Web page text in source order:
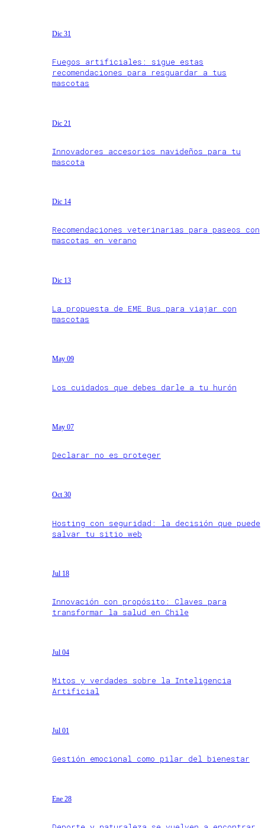
Dic 31
Fuegos artificiales: sigue estas
recomendaciones para resguardar a tus
mascotas
Dic 21
Innovadores accesorios navideños para tu
mascota
Dic 14
Recomendaciones veterinarias para paseos con
mascotas en verano
Dic 13
La propuesta de EME Bus para viajar con
mascotas
May 09
Los cuidados que debes darle a tu hurón
May 07
Declarar no es proteger
Oct 30
Hosting con seguridad: la decisión que puede
salvar tu sitio web
Jul 18
Innovación con propósito: Claves para
transformar la salud en Chile
Jul 04
Mitos y verdades sobre la Inteligencia
Artificial
Jul 01
Gestión emocional como pilar del bienestar
Ene 28